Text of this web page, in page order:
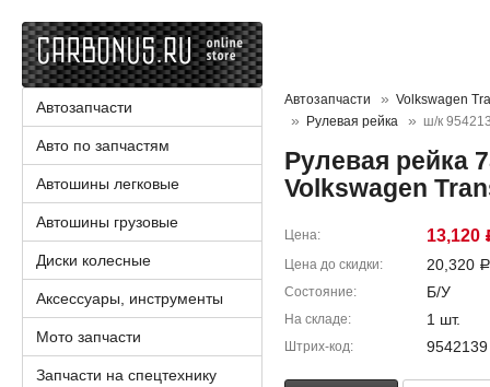
Автозапчасти
Volkswagen
Рулевая рейка
ш/к
Рулевая рейка
Volkswagen
Цена 13,120
Цена до скидки 20,320 Р
Состояние Б/У
На складе 1 шт.
Штрих-код 9542139
Автозапчасти
Авто по запчастям
Автошины легковые
Автошины грузовые
Диски колесные
Аксессуары, инструменты
Мото запчасти
Запчасти на спецтехнику